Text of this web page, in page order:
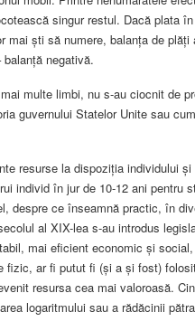
singur restul. Dacă plata
mai ști să numere, balanța de
negativă.
multe limbi, nu s-au ciocnit de
guvernului Statelor Unite sau
resurse la dispoziția individului
individ în jur de 10-12 ani pentru
despre ce înseamnă practic, în
al XIX-lea s-au introdus
mai eficient economic și
ar fi putut fi (și a și fost)
resursa cea mai valoroasă.
logaritmului sau a rădăcinii